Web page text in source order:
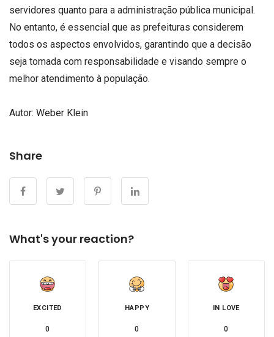
servidores quanto para a administração pública municipal.
No entanto, é essencial que as prefeituras considerem
todos os aspectos envolvidos, garantindo que a decisão
seja tomada com responsabilidade e visando sempre o
melhor atendimento à população.
Autor: Weber Klein
Share
What's your reaction?
EXCITED
0
HAPPY
0
IN LOVE
0